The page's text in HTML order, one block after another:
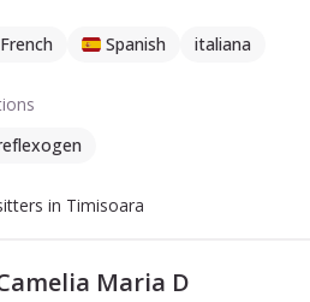
French Spanish italiana
in Timisoara
Maria D